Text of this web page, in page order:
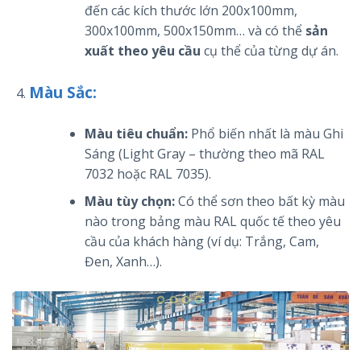
đến các kích thước lớn 200x100mm,
300x100mm, 500x150mm… và có thể sản
xuất theo yêu cầu cụ thể của từng dự án.
Màu Sắc:
Màu tiêu chuẩn:Phổ biến nhất là màu Ghi
Sáng (Light Gray – thường theo mã RAL
7032 hoặc RAL 7035).
Màu tùy chọn:Có thể sơn theo bất kỳ màu
nào trong bảng màu RAL quốc tế theo yêu
cầu của khách hàng (ví dụ: Trắng, Cam,
Đen, Xanh…).